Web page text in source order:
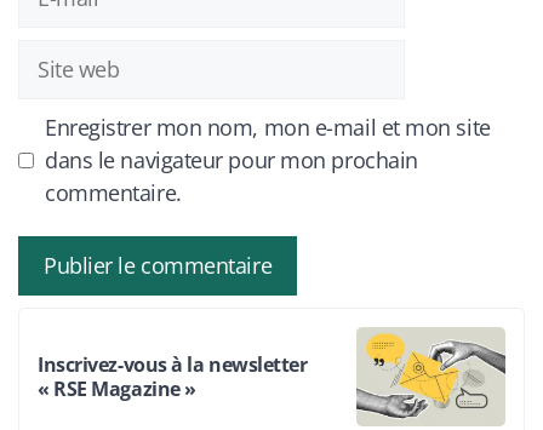
mail
Site
web
Enregistrer mon nom, mon e-mail et mon site
dans le navigateur pour mon prochain
commentaire.
Inscrivez-vous à la newsletter
« RSE Magazine »